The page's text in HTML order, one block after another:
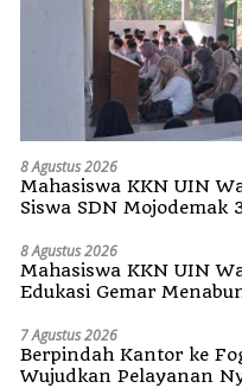
8 Agustus 2026
Mahasiswa KKN UIN
Siswa SDN Mojodemak
8 Agustus 2026
Mahasiswa KKN UIN
Edukasi Gemar
7 Agustus 2026
Berpindah Kantor ke Fogi,
Wujudkan Pelayanan